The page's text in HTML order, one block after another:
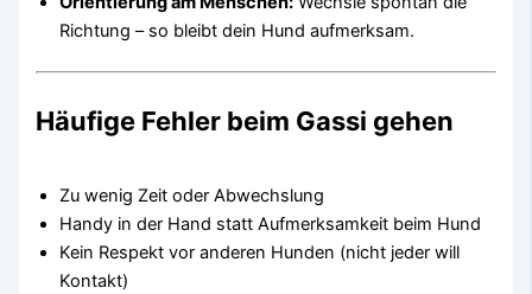
Richtung – so bleibt dein Hund aufmerksam.
Häufige Fehler beim Gassi gehen
Zu wenig Zeit oder Abwechslung
Handy in der Hand statt Aufmerksamkeit beim Hund
Kein Respekt vor anderen Hunden (nicht jeder will
Kontakt)